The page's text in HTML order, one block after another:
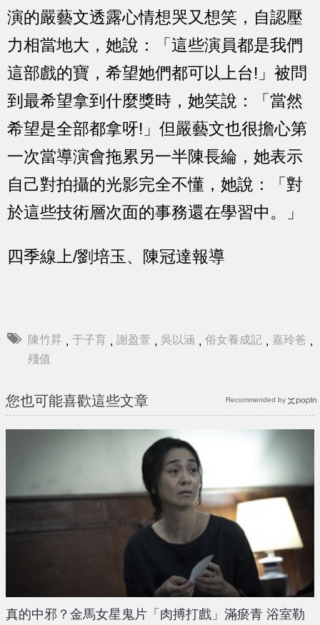
演的嚴藝文透露心情想哭又想笑，自認壓
力相當地大，她說：「這些演員都是我們
這部戲的寶，希望她們都可以上台!」被問
到最希望拿到什麼獎時，她笑說：「當然
希望是全部都拿呀!」但嚴藝文也很擔心第
一次當導演會拖累另一半陳長綸，她表示
自己對拍攝的光影完全不懂，她說：「對
於這些技術層次面的事務還在學習中。」
四季線上/劉培玉、陳冠達報導
陳竹昇 , 于子育 , 謝盈萱 , 吳以涵 , 俗女養成記 , 嘉玲爸 ,
殘值
您也可能喜歡這些文章
真的中邪？金馬女星鬼片「肉搏打戲」滿瘀青 浴室勒
Recommended by